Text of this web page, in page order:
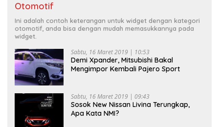
Otomotif
Ini adalah contoh keterangan untuk widget dengan kategori
otomotif, anda bisa dengan mudah memasukkannya pada
widget.
Sabtu, 16 Maret 2019 | 10:53
Demi Xpander, Mitsubishi Bakal
Mengimpor Kembali Pajero Sport
Sabtu, 16 Maret 2019 | 09:43
Sosok New Nissan Livina Terungkap,
Apa Kata NMI?